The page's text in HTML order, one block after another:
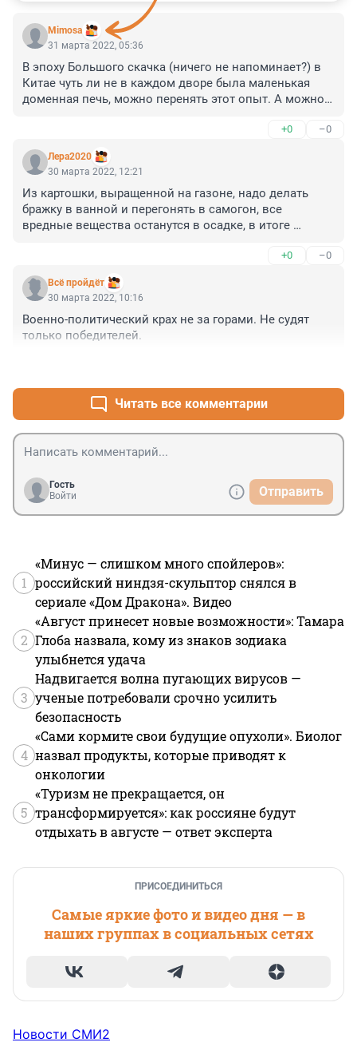
Mimosa
31 марта 2022, 05:36
В эпоху Большого скачка (ничего не напоминает?) в
Китае чуть ли не в каждом дворе была маленькая
доменная печь, можно перенять этот опыт. А можно
победы. Вообще есть много вариантов ведения
натурального хозяйства. Давно пора совершить
рывок в 17 век.
+0 –0
Лера2020
30 марта 2022, 12:21
Из картошки, выращенной на газоне, надо делать
бражку в ванной и перегонять в самогон, все
вредные вещества останутся в осадке, в итоге
+0 –0
Всё пройдёт
30 марта 2022, 10:16
Военно-политический крах не за горами. Не судят
только победителей.
Читать все комментарии
Гость
Войти
Отправить
1
«Минус — слишком много спойлеров»:
российский ниндзя-скульптор снялся в
сериале «Дом Дракона». Видео
2
«Август принесет новые возможности»: Тамара
Глоба назвала, кому из знаков зодиака
улыбнется удача
3
Надвигается волна пугающих вирусов —
ученые потребовали срочно усилить
безопасность
4
«Сами кормите свои будущие опухоли». Биолог
назвал продукты, которые приводят к
онкологии
5
«Туризм не прекращается, он
трансформируется»: как россияне будут
отдыхать в августе — ответ эксперта
ПРИСОЕДИНИТЬСЯ
Самые яркие фото и видео дня — в
наших группах в социальных сетях
Новости СМИ2